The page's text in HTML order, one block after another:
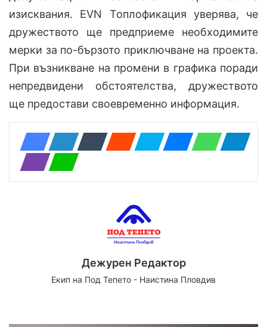
изисквания. EVN Топлофикация уверява, че
дружеството ще предприеме необходимите
мерки за по-бързото приключване на проекта.
При възникване на промени в графика поради
непредвидени обстоятелства, дружеството
ще предостави своевременно информация.
Дежурен Редактор
Екип на Под Тепето - Наистина Пловдив